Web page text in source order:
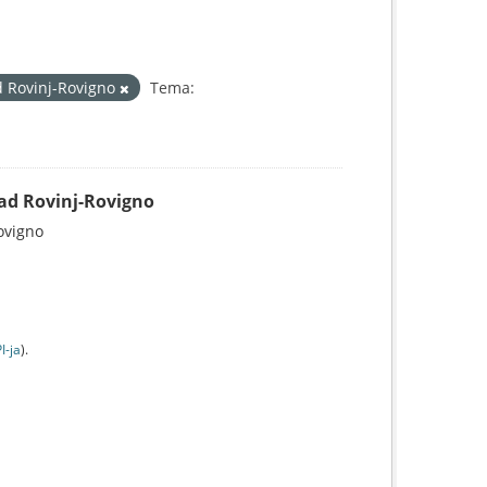
Rovinj-Rovigno Tema:
Rovinj-Rovigno
jа).